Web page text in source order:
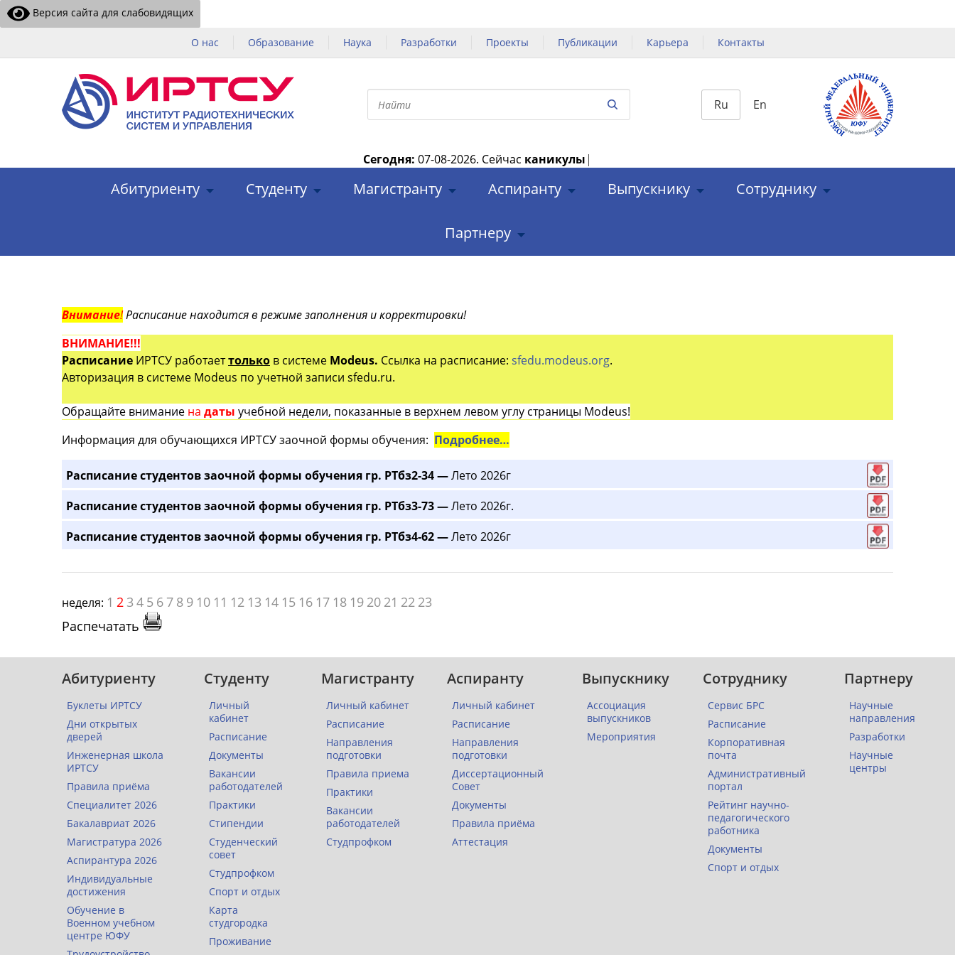
Версия сайта для слабовидящих
О нас Образование Наука Разработки Проекты Публикации Карьера Контакты
Ru En
Сегодня: 07-08-2026. Сейчас каникулы |
Абитуриенту Студенту Магистранту Аспиранту Выпускнику Сотруднику
Партнеру
Внимание!Расписание находится в режиме заполнения и корректировки!
ВНИМАНИЕ!!!
Расписание ИРТСУ работаеттолько в системе Modeus. Ссылка на расписание: sfedu.modeus.org.
Авторизация в системе Modeus по учетной записи sfedu.ru.
Обращайте внимание на даты учебной недели, показанные в верхнем левом углу страницы Modeus!
Информация для обучающихся ИРТСУ заочной формы обучения: Подробнее…
Расписание студентов заочной формы обучения гр. РТбз2-34 —Лето 2026г
Расписание студентов заочной формы обучения гр. РТбз3-73 —Лето 2026г.
Расписание студентов заочной формы обучения гр. РТбз4-62 —Лето 2026г
неделя: 1 2 3 4 5 6 7 8 9 10 11 12 13 14 15 16 17 18 19 20 21 22 23
Распечатать
Абитуриенту
Буклеты ИРТСУ
Дни открытых
дверей
Инженерная школа
ИРТСУ
Правила приёма
Специалитет 2026
Бакалавриат 2026
Магистратура 2026
Аспирантура 2026
Индивидуальные
достижения
Обучение в
Военном учебном
центре ЮФУ
Студенту
Личный
кабинет
Расписание
Документы
Вакансии
работодателей
Практики
Стипендии
Студенческий
совет
Студпрофком
Спорт и отдых
Карта
студгородка
Проживание
Магистранту
Личный кабинет
Расписание
Направления
подготовки
Правила приема
Практики
Вакансии
работодателей
Студпрофком
Аспиранту
Личный кабинет
Расписание
Направления
подготовки
Диссертационный
Совет
Документы
Правила приёма
Аттестация
Выпускнику
Ассоциация
выпускников
Мероприятия
Сотруднику
Сервис БРС
Расписание
Корпоративная
почта
Административный
портал
Рейтинг научно-
педагогического
работника
Документы
Спорт и отдых
Партнеру
Научные
направления
Разработки
Научные
центры